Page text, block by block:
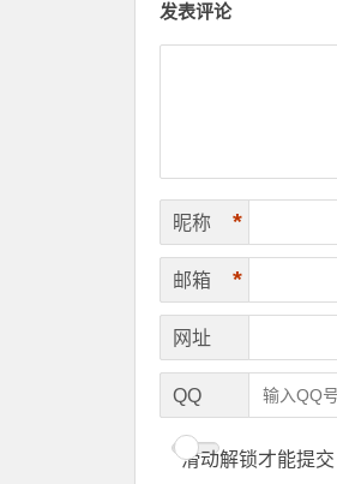
发表评论
昵称 *
邮箱 *
网址
QQ
滑动解锁才能提交